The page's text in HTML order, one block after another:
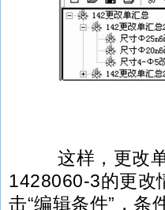
这样，更改单
1428060-3的更改
击“编辑条件”，条